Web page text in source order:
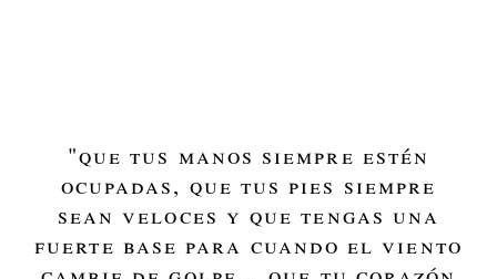
"que tus manos siempre estén
ocupadas, que tus pies siempre
sean veloces y que tengas una
fuerte base para cuando el viento